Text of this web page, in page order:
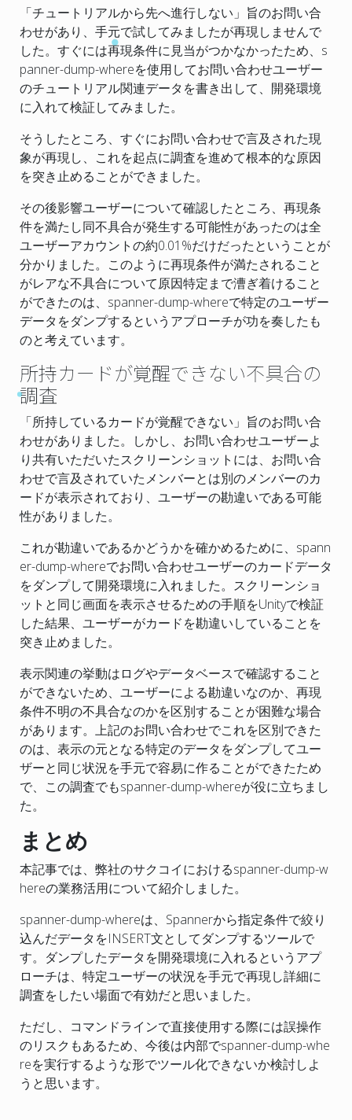
「チュートリアルから先へ進行しない」旨のお問い合
わせがあり、手元で試してみましたが再現しませんで
した。すぐには再現条件に見当がつかなかったため、s
panner-dump-whereを使用してお問い合わせユーザー
のチュートリアル関連データを書き出して、開発環境
に入れて検証してみました。
そうしたところ、すぐにお問い合わせで言及された現
象が再現し、これを起点に調査を進めて根本的な原因
を突き止めることができました。
その後影響ユーザーについて確認したところ、再現条
件を満たし同不具合が発生する可能性があったのは全
ユーザーアカウントの約0.01%だけだったということが
分かりました。このように再現条件が満たされること
がレアな不具合について原因特定まで漕ぎ着けること
ができたのは、spanner-dump-whereで特定のユーザー
データをダンプするというアプローチが功を奏したも
のと考えています。
所持カードが覚醒できない不具合の
調査
「所持しているカードが覚醒できない」旨のお問い合
わせがありました。しかし、お問い合わせユーザーよ
り共有いただいたスクリーンショットには、お問い合
わせで言及されていたメンバーとは別のメンバーのカ
ードが表示されており、ユーザーの勘違いである可能
性がありました。
これが勘違いであるかどうかを確かめるために、spann
er-dump-whereでお問い合わせユーザーのカードデータ
をダンプして開発環境に入れました。スクリーンショ
ットと同じ画面を表示させるための手順をUnityで検証
した結果、ユーザーがカードを勘違いしていることを
突き止めました。
表示関連の挙動はログやデータベースで確認すること
ができないため、ユーザーによる勘違いなのか、再現
条件不明の不具合なのかを区別することが困難な場合
があります。上記のお問い合わせでこれを区別できた
のは、表示の元となる特定のデータをダンプしてユー
ザーと同じ状況を手元で容易に作ることができたため
で、この調査でもspanner-dump-whereが役に立ちまし
た。
まとめ
本記事では、弊社のサクコイにおけるspanner-dump-w
hereの業務活用について紹介しました。
spanner-dump-whereは、Spannerから指定条件で絞り
込んだデータをINSERT文としてダンプするツールで
す。ダンプしたデータを開発環境に入れるというアプ
ローチは、特定ユーザーの状況を手元で再現し詳細に
調査をしたい場面で有効だと思いました。
ただし、コマンドラインで直接使用する際には誤操作
のリスクもあるため、今後は内部でspanner-dump-whe
reを実行するような形でツール化できないか検討しよ
うと思います。